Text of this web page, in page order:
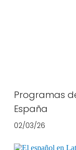
Programas
España
02/03/26